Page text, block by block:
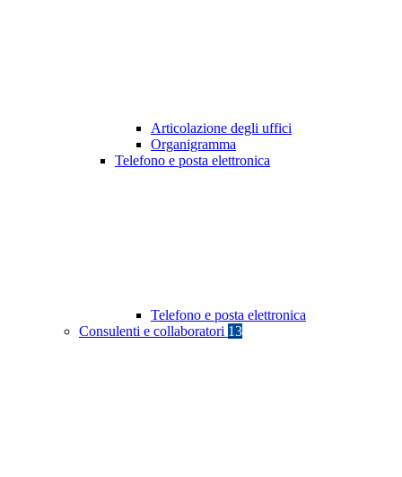
Articolazione degli uffici
Organigramma
Telefono e posta elettronica
Telefono e posta elettronica
Consulenti e collaboratori 13